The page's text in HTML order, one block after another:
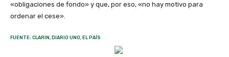
«obligaciones de fondo» y que, por eso, «no hay motivo para
ordenar el cese».
FUENTE: CLARIN, DIARIO UNO, EL PAÍS